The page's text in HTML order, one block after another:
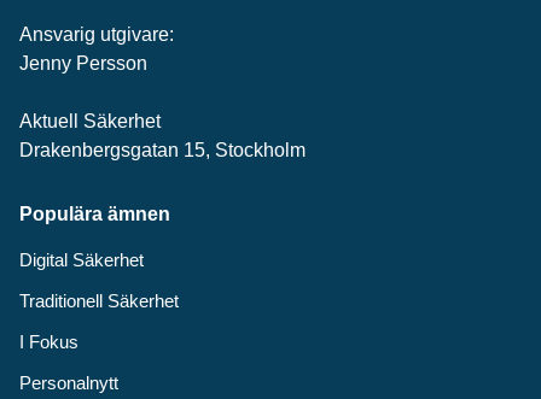
Ansvarig utgivare:
Jenny Persson
Aktuell Säkerhet
Drakenbergsgatan 15, Stockholm
Populära ämnen
Digital Säkerhet
Traditionell Säkerhet
I Fokus
Personalnytt